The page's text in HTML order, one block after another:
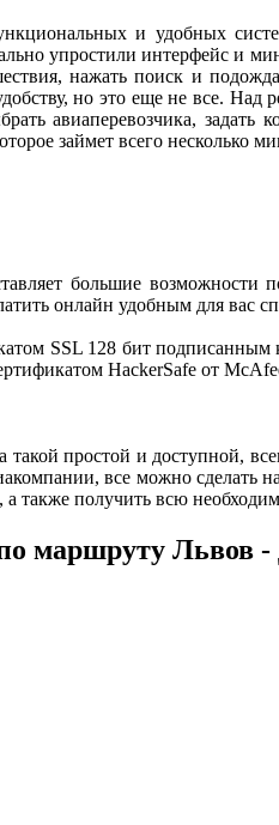
и удобных
упростили интерфейс и
нажать поиск и
но это еще не все. Над
авиаперевозчика,
займет всего
большие
онлайн удобным для вас
SSL 128 бит подписанным
HackerSafe от
простой и доступной,
все можно
также получить всю
маршруту Львов -